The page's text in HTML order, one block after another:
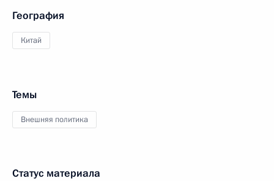
География
Китай
Темы
Внешняя политика
Статус материала